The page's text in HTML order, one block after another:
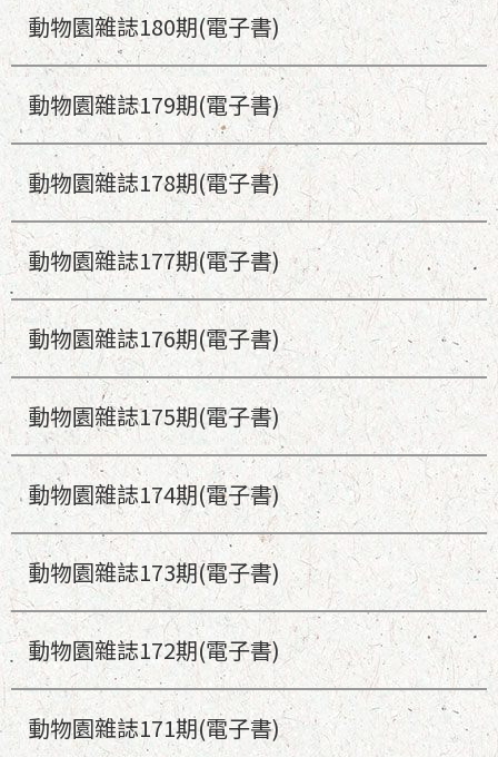
動物園雜誌180期(電子書)
動物園雜誌179期(電子書)
動物園雜誌178期(電子書)
動物園雜誌177期(電子書)
動物園雜誌176期(電子書)
動物園雜誌175期(電子書)
動物園雜誌174期(電子書)
動物園雜誌173期(電子書)
動物園雜誌172期(電子書)
動物園雜誌171期(電子書)